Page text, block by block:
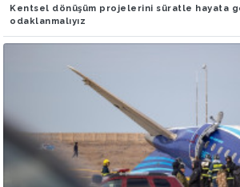
Kentsel dönüşüm projelerini süratle hayata
odaklanmalıyız